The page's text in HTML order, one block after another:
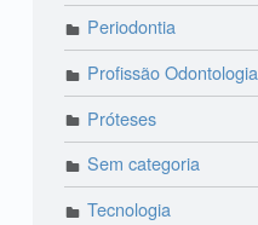
Periodontia
Profissão Odontologia
Próteses
Sem categoria
Tecnologia